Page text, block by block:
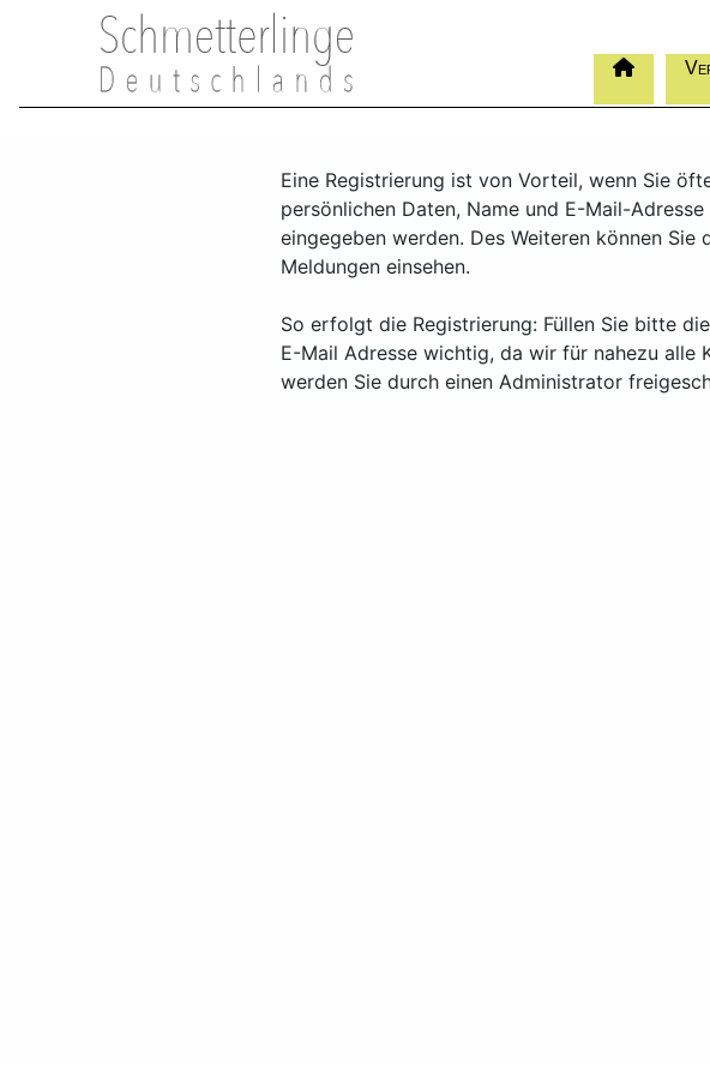
Eine Registrierung ist von Vorteil, wenn Sie
persönlichen Daten, Name und E-Mail-
eingegeben werden. Des Weiteren können Sie
Meldungen einsehen.
So erfolgt die Registrierung: Füllen Sie bitte
E-Mail Adresse wichtig, da wir für nahezu alle
werden Sie durch einen Administrator